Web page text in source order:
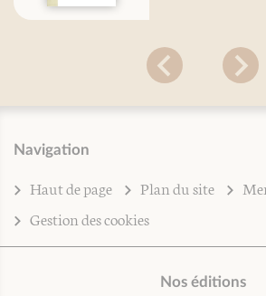
Navigation
Haut de page Plan du site
Gestion des cookies
Nos éditions